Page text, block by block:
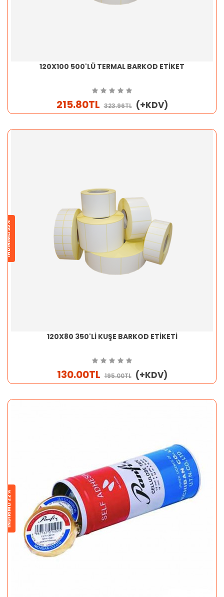
120X100 500'LÜ TERMAL BARKOD ETİKET
215.80TL 323.96TL (+KDV)
İNDİRİMLİ 33%
120X80 350'Lİ KUŞE BARKOD ETİKETİ
130.00TL 195.00TL (+KDV)
İNDİRİMLİ 22%